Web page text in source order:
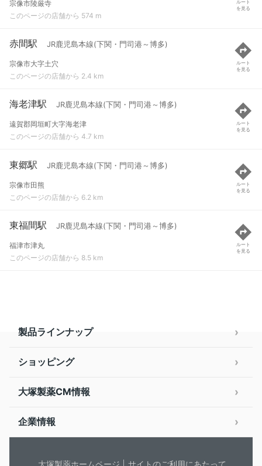
宗像市陵厳寺
このページの店舗から 574 m
ルート
を見る
赤間駅 JR鹿児島本線(下関・門司港～博多)
宗像市大字土穴
このページの店舗から 2.4 km
ルート
を見る
海老津駅 JR鹿児島本線(下関・門司港～博多)
遠賀郡岡垣町大字海老津
このページの店舗から 4.7 km
ルート
を見る
東郷駅 JR鹿児島本線(下関・門司港～博多)
宗像市田熊
このページの店舗から 6.2 km
ルート
を見る
東福間駅 JR鹿児島本線(下関・門司港～博多)
福津市津丸
このページの店舗から 8.5 km
ルート
を見る
製品ラインナップ
ショッピング
大塚製薬CM情報
企業情報